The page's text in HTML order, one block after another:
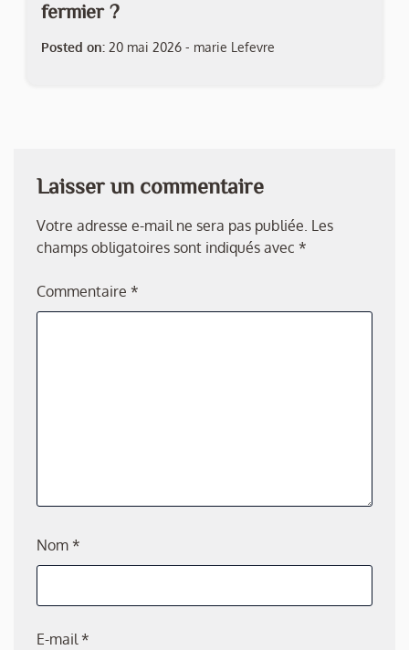
fermier ?
Posted on: 20 mai 2026 - marie Lefevre
Laisser un commentaire
Votre adresse e-mail ne sera pas publiée. Les
champs obligatoires sont indiqués avec *
Commentaire *
Nom *
E-mail*